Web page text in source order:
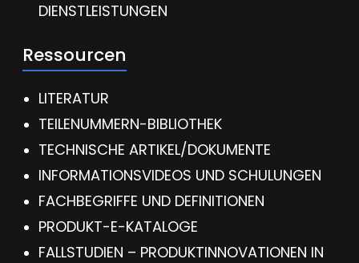
DIENSTLEISTUNGEN
Ressourcen
LITERATUR
TEILENUMMERN-BIBLIOTHEK
TECHNISCHE ARTIKEL/DOKUMENTE
INFORMATIONSVIDEOS UND SCHULUNGEN
FACHBEGRIFFE UND DEFINITIONEN
PRODUKT-E-KATALOGE
FALLSTUDIEN – PRODUKTINNOVATIONEN IN